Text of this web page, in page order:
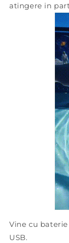
atingere in
Vine cu
USB.